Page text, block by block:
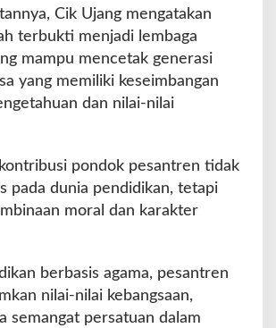
Cik Ujang mengatakan
terbukti menjadi lembaga
mampu mencetak generasi
yang memiliki keseimbangan
dan nilai-nilai
pondok pesantren tidak
pada dunia pendidikan, tetapi
moral dan karakter
berbasis agama, pesantren
nilai-nilai kebangsaan,
semangat persatuan dalam